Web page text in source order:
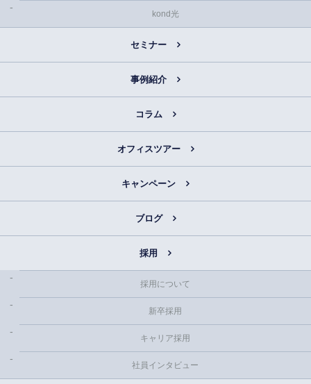
kond光
セミナー
事例紹介
コラム
オフィスツアー
キャンペーン
ブログ
採用
採用について
新卒採用
キャリア採用
社員インタビュー